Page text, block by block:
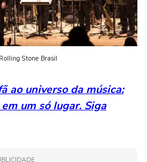
Stone Brasil
ao universo da música:
um só lugar. Siga